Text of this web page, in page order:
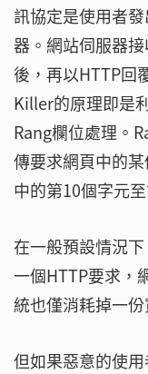
訊協定是使用者
器。網站伺服器
後，再以HTTP回
Killer的原理即是
Rang欄位處理。
傳要求網頁中的
中的第10個字元
在一般預設情況
一個HTTP要求，
統也僅消耗掉一份
但如果惡意的使